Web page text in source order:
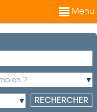
Menu